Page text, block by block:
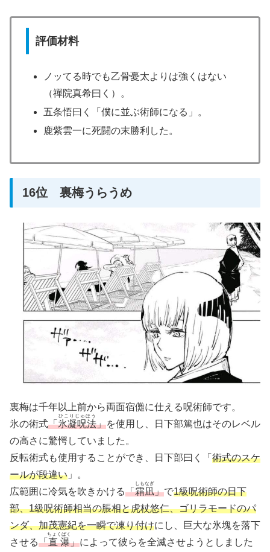
評価材料
ノッてる時でも乙骨憂太よりは強くはない
（禪院真希曰く）。
五条悟曰く「僕に並ぶ術師になる」。
鹿紫雲一に死闘の末勝利した。
16位 裏梅うらうめ
裏梅は千年以上前から両面宿儺に仕える呪術師です。
氷の術式「氷凝呪法
ひこりじゅほう
」を使用し、日下部篤也はそのレベル
の高さに驚愕していました。
反転術式も使用することができ、日下部曰く「 術式のスケ
ールが段違い 」。
広範囲に冷気を吹きかける「霜凪
しもなぎ
」で1級呪術師の日下
部、1級呪術師相当の脹相と虎杖悠仁、ゴリラモードのパ
ンダ、加茂憲紀を一瞬で凍り付けにし、巨大な氷塊を落下
させる「直瀑
ちょくばく
」によって彼らを全滅させようとしました